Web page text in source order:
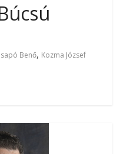
Benő, Kozma József